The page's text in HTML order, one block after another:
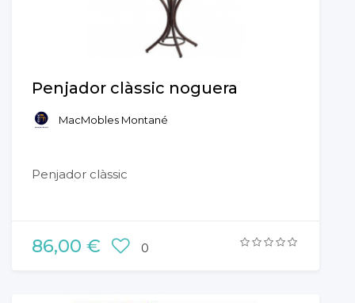
Penjador clàssic noguera
MacMobles Montané
Penjador clàssic
86,00 € 0